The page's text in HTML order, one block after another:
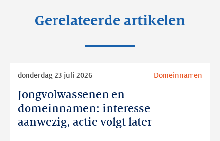
Gerelateerde artikelen
Jongvolwassenen en
domeinnamen: interesse
aanwezig, actie volgt later
donderdag 23 juli 2026 Domeinnamen
Jongvolwassenen
domeinnamen: